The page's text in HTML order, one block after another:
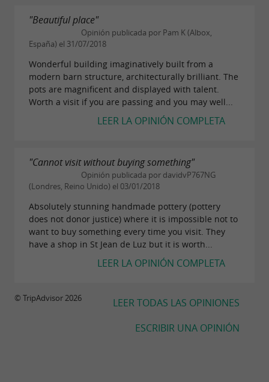
"Beautiful place"
Opinión publicada por Pam K (Albox,
España) el 31/07/2018
Wonderful building imaginatively built from a
modern barn structure, architecturally brilliant. The
pots are magnificent and displayed with talent.
Worth a visit if you are passing and you may well...
LEER LA OPINIÓN COMPLETA
"Cannot visit without buying something"
Opinión publicada por davidvP767NG
(Londres, Reino Unido) el 03/01/2018
Absolutely stunning handmade pottery (pottery
does not donor justice) where it is impossible not to
want to buy something every time you visit. They
have a shop in St Jean de Luz but it is worth...
LEER LA OPINIÓN COMPLETA
LEER TODAS LAS OPINIONES
ESCRIBIR UNA OPINIÓN
© TripAdvisor 2026